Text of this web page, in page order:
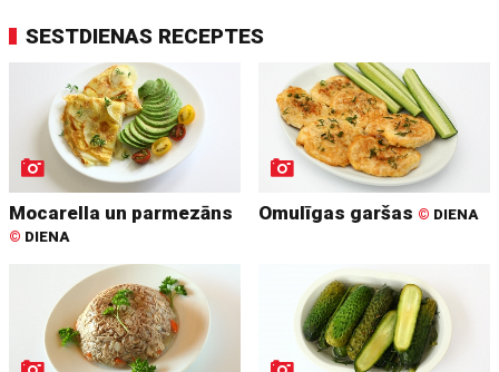
SESTDIENAS RECEPTES
Mocarella un parmezāns
© DIENA
Omulīgas garšas © DIENA